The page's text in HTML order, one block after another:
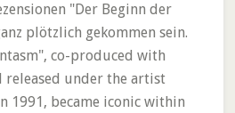
"Der Beginn der
plötzlich gekommen sein.
co-produced with
released under the artist
1991, became iconic within